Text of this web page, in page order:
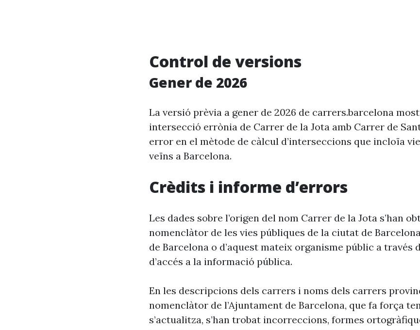
Control de versions
Gener de 2026
La versió prèvia a gener de 2026 de carrers.barcelona
intersecció errònia de Carrer de la Jota amb Carrer de
error en el mètode de càlcul d’interseccions que incloïa
veïns a Barcelona.
Crèdits i informe d’errors
Les dades sobre l’origen del nom Carrer de la Jota s’han
nomenclàtor de les vies públiques de la ciutat de
de Barcelona o d’aquest mateix organisme públic a través
d’accés a la informació pública.
En les descripcions dels carrers i noms dels carrers
nomenclàtor de l’Ajuntament de Barcelona, que fa força
s’actualitza, s’han trobat incorreccions, formes